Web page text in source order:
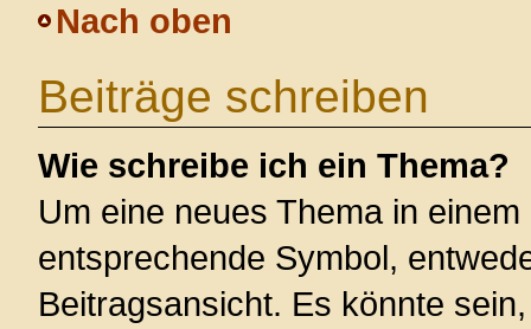
Nach oben
Beiträge schreiben
Wie schreibe ich ein Thema?
Um eine neues Thema in
entsprechende Symbol,
Beitragsansicht. Es könnte